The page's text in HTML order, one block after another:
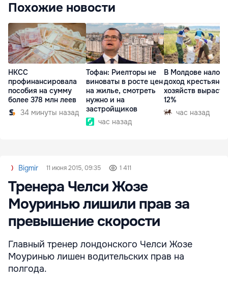
Похожие новости
НКСС
профинансировала
пособия на сумму
более 378 млн леев
34 минуты назад
Тофан: Риелторы не
виноваты в росте цен
на жилье, смотреть
нужно и на
застройщиков
час назад
В Молдове налог
доход
хозяйств
12%
час назад
Bigmir 11 июня 2015, 09:35 1 411
Тренера Челси Жозе
Моуринью лишили прав за
превышение скорости
Главный тренер лондонского Челси Жозе
Моуринью лишен водительских прав на
полгода.